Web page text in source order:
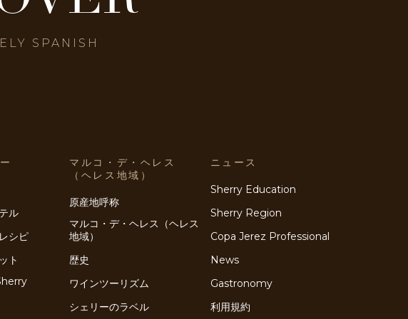
SPANISH
ル
シピ
ト
マルコ・デ・ヘレス
（ヘレス地域）
原産地呼称
マルコ・デ・ヘレス（ヘレス
地域）
歴史
ワインツーリズム
シェリーのラベル
ニュース
Sherry Education
Sherry Region
Copa Jerez Professional
News
Gastronomy
利用規約